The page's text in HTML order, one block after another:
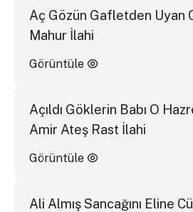
Aç Gözün Gafletden Uyan
Mahur İlahi
Görüntüle
Açıldı Göklerin Babı O
Amir Ateş Rast İlahi
Görüntüle
Ali Almış Sancağını Eline